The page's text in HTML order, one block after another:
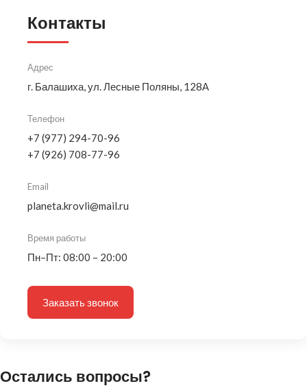
Контакты
Адрес
г. Балашиха, ул. Лесные Поляны, 128А
Телефон
+7 (977) 294-70-96
+7 (926) 708-77-96
Email
planeta.krovli@mail.ru
Время работы
Пн–Пт: 08:00 – 20:00
Заказать звонок
Остались вопросы?